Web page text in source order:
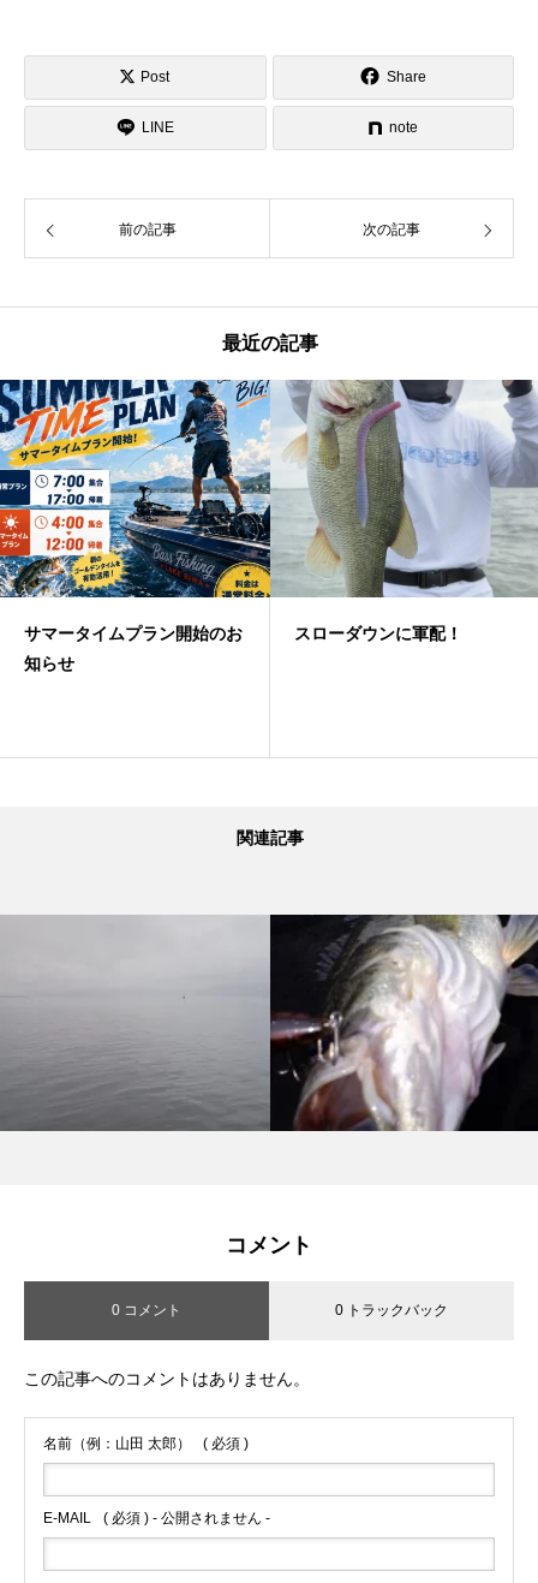
Post Share
LINE note
前の記事 次の記事
最近の記事
開始のお スローダウンに軍配！ 夏！フリーリグゲ
関連記事
コメント
0 コメント 0 トラックバック
この記事へのコメントはありません。
名前（例：山田 太郎） ( 必須 )
E-MAIL ( 必須 ) - 公開されません -